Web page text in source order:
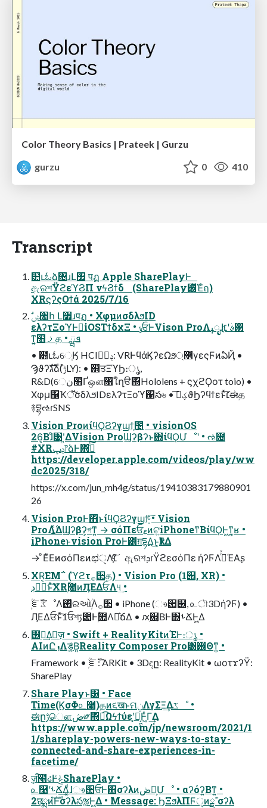
Color Theory Basics | Prateek | Gurzu
gurzu
0 410
Transcript
๺ւಓձ৔ɹԼ৿ पฏ Apple SharePlayͰ
ඇରশΫϩεϓϨΠ νϟϨϯδ (SharePlay࢖ͬͯΈͨฤ)
XRϛʔςΟϯά 2025/7/16
ελʔτΞοϓͰಇ͘iOSΤϯδχΞ • ݸਓͰVison ProΛߪೖɺ࢓ࣄʹ׆͔ͤ
ͳ͍͔໛ࡧத • ܦྺ
• ๺ւಓେֶӃ HCIݚڀࣨ: VRͰϥάϏʔεΩϧ޲্γεςϜͷఏҊ •
Ϡϑʔגࣜձࣾ(ݱLY): • ஍ਤΞϓϦ։ൃ,
R&D(େن໛Ґஔ৘ใղੳ΍Hololens + ϛχϩϘοτ toio) •
Χφμ΁Ҡॅͯ͠σδλϧIDελʔτΞοϓ΁స৬ • ؼࠃ͠ϑϦʔϥϯεͱͯ͠׆ಈத
࿈བྷઌɾSNS
Vision ProͷίϥϘϨʔγϣϯ͕೤͍ • visionOS
26͔Βɺͦ͹ʹ͍ΔVision ProϢʔβʔͱ΋ίϥϘՄೳʹ • ઌ೔
#XRݚڀ෦ձͰ΋ࢼͨ͠
https://developer.apple.com/videos/play/ww
dc2025/318/
https://x.com/jun_mh4g/status/19410383179880901
26
Vision ProͰ΋ͬͱίϥϘϨʔγϣϯ͍ͨ͠ • Vision
ProΛ͍࣋ͬͯΔϢʔβʔ͕গͳ͍ → σόΠεਓޱͷଟ͍iPhoneͳΒίϥϘͰ͖ͳ͍͔ʁ •
iPhoneͱvision ProͰ͸ग़དྷΔ͜ͱ͕ҟͳΔ
→ ͦΕͧΕͷσόΠεͷಛੑΛ׆͔ͨ͠ ඇରশܕɾΫϩεσόΠε ήʔϜΛ࡞ͬͯΈΑ͏ʂ
XR͔͘ΕΜ΅ (ϓϩτ࡞੒த) • Vision Pro (1୆, XR) •
ڊਓَͱͯ͠XRۭؒ಺ͷӅΕΔਓΛ୳͢ •
ۭؒೝࣝػೳΛ࢖ͬͯରઓۭؒΛ࡞੒ • iPhone (ෳ਺୆, ௨ৗ3DήʔϜ) •
ӅΕΔਓͱͯ͠1ਓশࢹ఺Ͱۭؒ಺Λಀ͛ճΔ • ԕִ஍͔ΒͰ΋ࢀՃͰ͖Δ
࢖༻͢Δٕज़ • Swift + RealityKitͷΈͰ։ൃ •
AIͷԸܙΛड͚ͮΒ͍Reality Composer Pro͸࢖Θͳ͍ •
Framework • ۭؒೝࣝ: ARKit • 3Dඳը: RealityKit • ωοτϫʔΫ:
SharePlay
Share Playͱ͸ • Face
Time(ϏσΦ௨࿩)தͷ૬खͱମݧΛγΣΞ͢Δػೳ •
ಈըࢹௌڞ༗΍ಉ͡Ωϟϯύεʹ͓ֆ͔͖͕Ͱ͖ͨΓ͢Δ
https://www.apple.com/jp/newsroom/2021/1
1/shareplay-powers-new-ways-to-stay-
connected-and-share-experiences-in-
facetime/
ٕज़ऀ໨ઢͰݟͨSharePlay •
௨࿩ʹࢀՃ͢Δ͚ͩɺෳ਺ਓͰ΋σʔλͷڞ༗͕Մೳ • αʔόʔ͍Βͳ͍ •
2छྨͷํࣜͰσʔλసૹͰ͖Δ • Message: ϦΞϧλΠϜੑͷߴ͍ܰྔσʔλ